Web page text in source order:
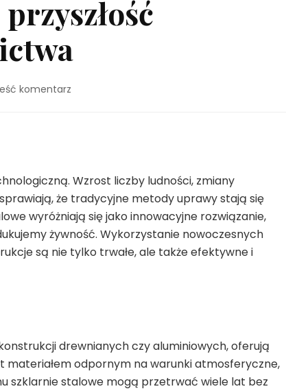
komentarz
nowoczesnego
Wzrost liczby ludności, zmiany
że tradycyjne metody uprawy stają się
wyróżniają się jako innowacyjne rozwiązanie,
żywność. Wykorzystanie nowoczesnych
są nie tylko trwałe, ale także efektywne i
drewnianych czy aluminiowych, oferują
materiałem odpornym na warunki atmosferyczne,
szklarnie stalowe mogą przetrwać wiele lat bez